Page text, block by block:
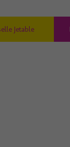
Jetable